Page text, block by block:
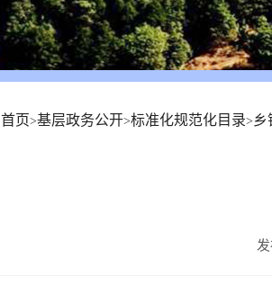
首页>基层政务公开>标准化规范化目录> 乡